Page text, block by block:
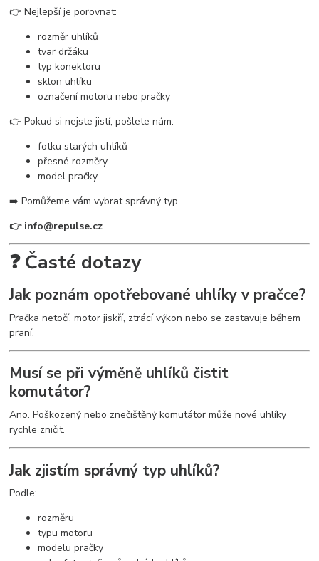
👉 Nejlepší je porovnat:
rozměr uhlíků
tvar držáku
typ konektoru
sklon uhlíku
označení motoru nebo pračky
👉 Pokud si nejste jistí, pošlete nám:
fotku starých uhlíků
přesné rozměry
model pračky
➡️ Pomůžeme vám vybrat správný typ.
👉 info@repulse.cz
❓ Časté dotazy
Jak poznám opotřebované uhlíky v pračce?
Pračka netočí, motor jiskří, ztrácí výkon nebo se zastavuje během
praní.
Musí se při výměně uhlíků čistit
komutátor?
Ano. Poškozený nebo znečištěný komutátor může nové uhlíky
rychle zničit.
Jak zjistím správný typ uhlíků?
Podle:
rozměru
typu motoru
modelu pračky